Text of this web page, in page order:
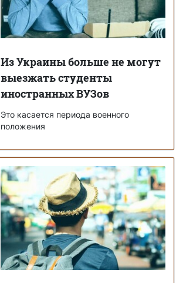
Из Украины больше не могут
выезжать студенты
иностранных ВУЗов
Это касается периода военного
положения